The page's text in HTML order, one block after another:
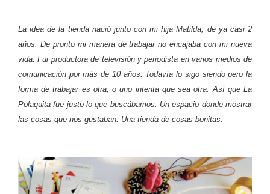
La idea de la tienda nació junto con mi hija Matilda, de ya casi 2
años. De pronto mi manera de trabajar no encajaba con mi nueva
vida. Fui productora de televisión y periodista en varios medios de
comunicación por más de 10 años. Todavía lo sigo siendo pero la
forma de trabajar es otra, o uno intenta que sea otra. Así que La
Polaquita fue justo lo que buscábamos. Un espacio donde mostrar
las cosas que nos gustaban. Una tienda de cosas bonitas.